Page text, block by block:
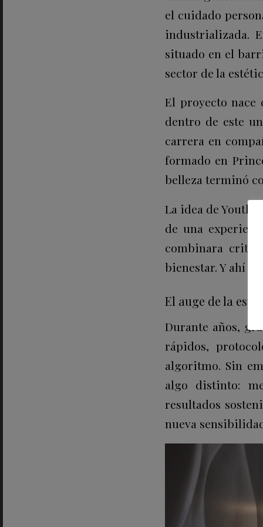
el cuidado
industrializada.
situado en el
sector de la
El proyecto
dentro de este
carrera en
formado en
belleza terminó
La idea de Youth
de una
combinara
bienestar.Y ahí
El auge de la
Durante años,
rápidos,
algoritmo. Sin
algo distinto:
resultados
nueva